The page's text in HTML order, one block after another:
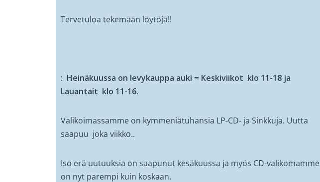
Tervetuloa tekemään löytöjä!!
: Heinäkuussa on levykauppa auki = Keskiviikot klo 11-18 ja
Lauantait klo 11-16.
Valikoimassamme on kymmeniätuhansia LP-CD- ja Sinkkuja. Uutta
saapuu joka viikko..
Iso erä uutuuksia on saapunut kesäkuussa ja myös CD-valikomamme
on nyt parempi kuin koskaan.